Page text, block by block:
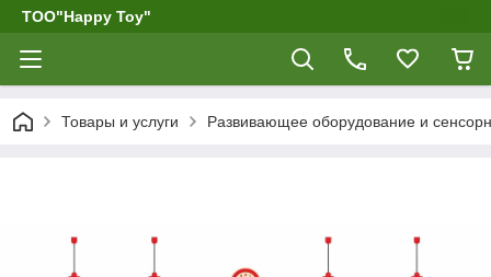
ТОО"Happy Toy"
Товары и услуги Развивающее оборудование и